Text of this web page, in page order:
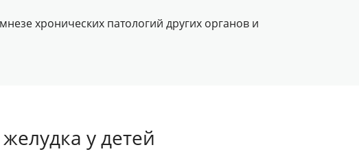
хронических патологий других органов и
у детей